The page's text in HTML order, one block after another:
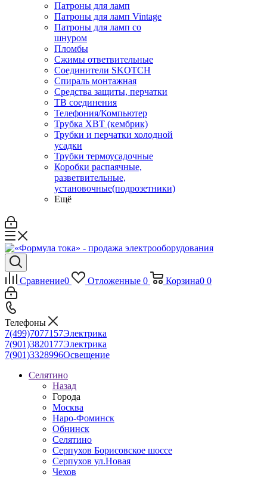
Патроны для ламп
Патроны для ламп Vintage
Патроны для ламп со
шнуром
Пломбы
Сжимы ответвительные
Соединители SKOTCH
Спираль монтажная
Средства защиты, перчатки
ТВ соединения
Телефония/Компьютер
Трубка ХВТ (кембрик)
Трубки и перчатки холодной
усадки
Трубки термоусадочные
Коробки распаячные,
разветвительные,
установочные(подрозетники)
Ещё
Сравнение0 Отложенные 0 Корзина0 0
Телефоны
7(499)7077157Электрика
7(901)3820177Электрика
7(901)3328996Освещение
Селятино
Назад
Города
Москва
Наро-Фоминск
Обнинск
Селятино
Серпухов Борисовское шоссе
Серпухов ул.Новая
Чехов